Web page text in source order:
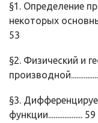
§1. Определение
некоторых
53
§2. Физический и
§3.
функции................... 59